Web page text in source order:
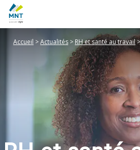
Accueil >Actualités > RH et santé au travail>